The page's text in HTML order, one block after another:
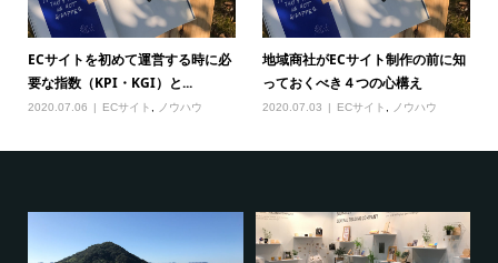
ECサイトを初めて運営する時に必
要な指数（KPI・KGI）と...
2020.07.06 ECサイト ノウハウ
地域商社がECサイト制作の前に知
っておくべき４つの心構え
2020.07.03 ECサイト ノウハウ